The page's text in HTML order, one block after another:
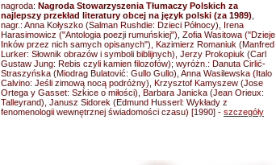
nagroda: Nagroda Stowarzyszenia Tłumaczy Polskich za
najlepszy przekład literatury obcej na język polski (za 1989)
nagr.: Anna Kołyszko (Salman Rushdie: Dzieci Północy), Irena
Harasimowicz ("Antologia poezji rumuńskiej"), Zofia Wasitowa ("Dzieje
Inków przez nich samych opisanych"), Kazimierz Romaniuk (Manfred
Lurker: Słownik obrazów i symboli biblijnych), Jerzy Prokopiuk (Carl
Gustaw Jung: Rebis czyli kamien filozofów); wyróżn.: Danuta Cirlić-
Straszyńska (Miodrag Bulatović: Gullo Gullo), Anna Wasilewska (Italo
Calvino: Jeśli zimową nocą podróżny), Krzysztof Kamyszew (Jose
Ortega y Gasset: Szkice o miłości), Barbara Janicka (Jean Orieux:
Talleyrand), Janusz Sidorek (Edmund Husserl: Wykłady z
fenomenologii wewnętrznej świadomości czasu) [1990] - szczegóły